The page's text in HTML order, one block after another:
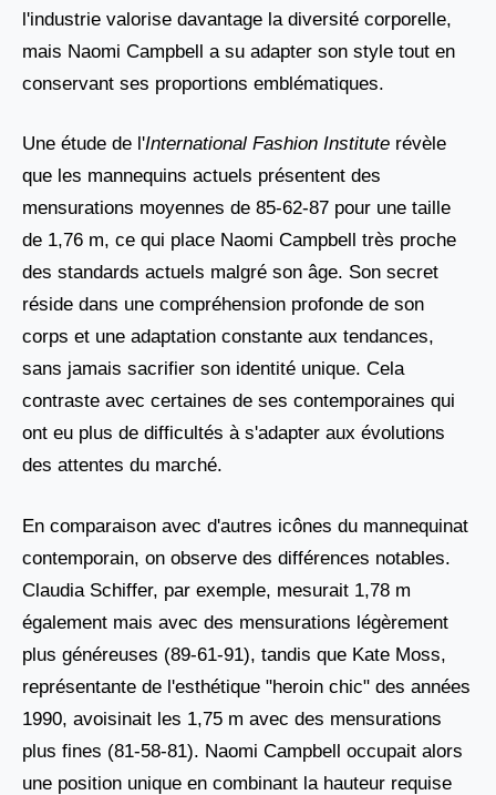
l'industrie valorise davantage la diversité corporelle,
mais Naomi Campbell a su adapter son style tout en
conservant ses proportions emblématiques.
Une étude de l'International Fashion Institute révèle
que les mannequins actuels présentent des
mensurations moyennes de 85-62-87 pour une taille
de 1,76 m, ce qui place Naomi Campbell très proche
des standards actuels malgré son âge. Son secret
réside dans une compréhension profonde de son
corps et une adaptation constante aux tendances,
sans jamais sacrifier son identité unique. Cela
contraste avec certaines de ses contemporaines qui
ont eu plus de difficultés à s'adapter aux évolutions
des attentes du marché.
En comparaison avec d'autres icônes du mannequinat
contemporain, on observe des différences notables.
Claudia Schiffer, par exemple, mesurait 1,78 m
également mais avec des mensurations légèrement
plus généreuses (89-61-91), tandis que Kate Moss,
représentante de l'esthétique "heroin chic" des années
1990, avoisinait les 1,75 m avec des mensurations
plus fines (81-58-81). Naomi Campbell occupait alors
une position unique en combinant la hauteur requise